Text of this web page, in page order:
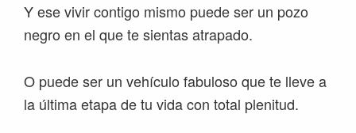
Y ese vivir contigo mismo puede ser un pozo
negro en el que te sientas atrapado.
O puede ser un vehículo fabuloso que te lleve a
la última etapa de tu vida con total plenitud.